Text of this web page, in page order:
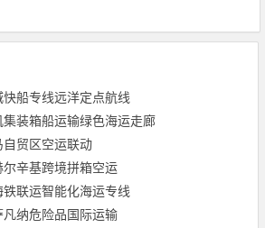
船专线远洋定点航线
装箱船运输绿色海运走廊
贸区空运联动
辛基跨境拼箱空运
联运智能化海运专线
纳危险品国际运输